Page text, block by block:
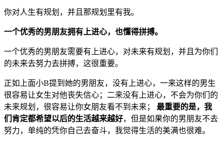
你对人生有规划，并且那规划里有我。
一个优秀的男朋友拥有上进心，也懂得拼搏。
一个优秀的男朋友需要有上进心，对未来有规划，并且为你们
的未来去努力去拼搏，这很重要。
正如上面小B提到她的男朋友，没有上进心，一来这样的男生
很容易让女生对他丧失信心；二来没有上进心，不会为你们的
未来规划，很容易让你女朋友看不到未来； 最重要的是，我
们肯定都希望以后的生活越来越好，但是如果你的男朋友不去
努力，单纯的凭你自己去奋斗，我觉得生活的美满也很难。